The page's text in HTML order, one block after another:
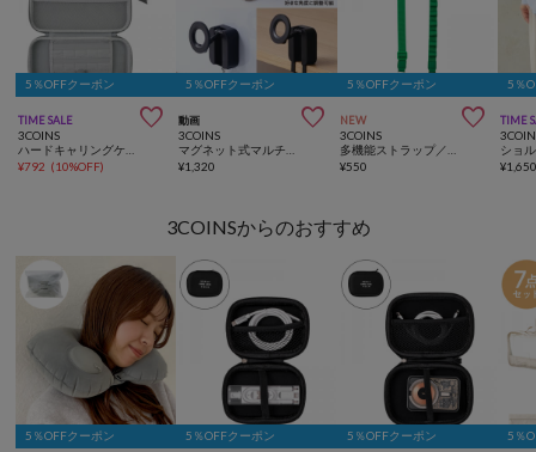
5％OFFクーポン
TIME SALE 
3COINS
¥792 (10%OFF)
5％OFFクーポン
動画 
3COINS
¥1,320
5％OFFクーポン
NEW 
3COINS
¥550
5％
TIME
¥
3COINSからのおすすめ
5％OFFクーポン 5％OFFクーポン 5％OFFクーポン 5％